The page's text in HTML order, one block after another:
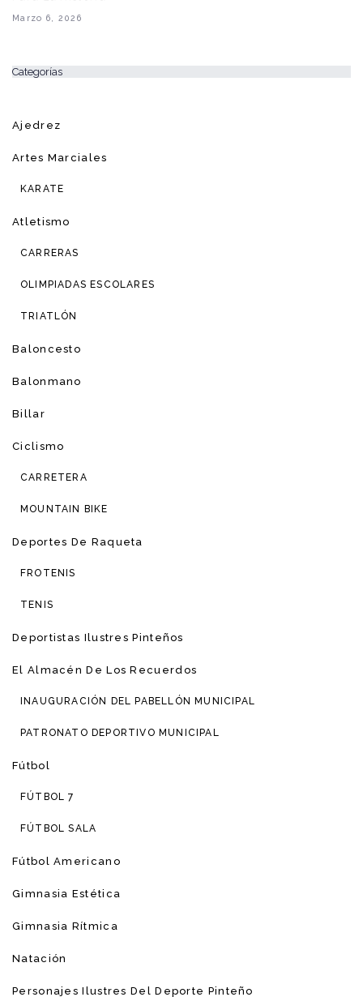
Marzo 6, 2026
Categorías
Ajedrez
Artes Marciales
KARATE
Atletismo
CARRERAS
OLIMPIADAS ESCOLARES
TRIATLÓN
Baloncesto
Balonmano
Billar
Ciclismo
CARRETERA
MOUNTAIN BIKE
Deportes De Raqueta
FROTENIS
TENIS
Deportistas Ilustres Pinteños
El Almacén De Los Recuerdos
INAUGURACIÓN DEL PABELLÓN MUNICIPAL
PATRONATO DEPORTIVO MUNICIPAL
Fútbol
FÚTBOL 7
FÚTBOL SALA
Fútbol Americano
Gimnasia Estética
Gimnasia Rítmica
Natación
Personajes Ilustres Del Deporte Pinteño